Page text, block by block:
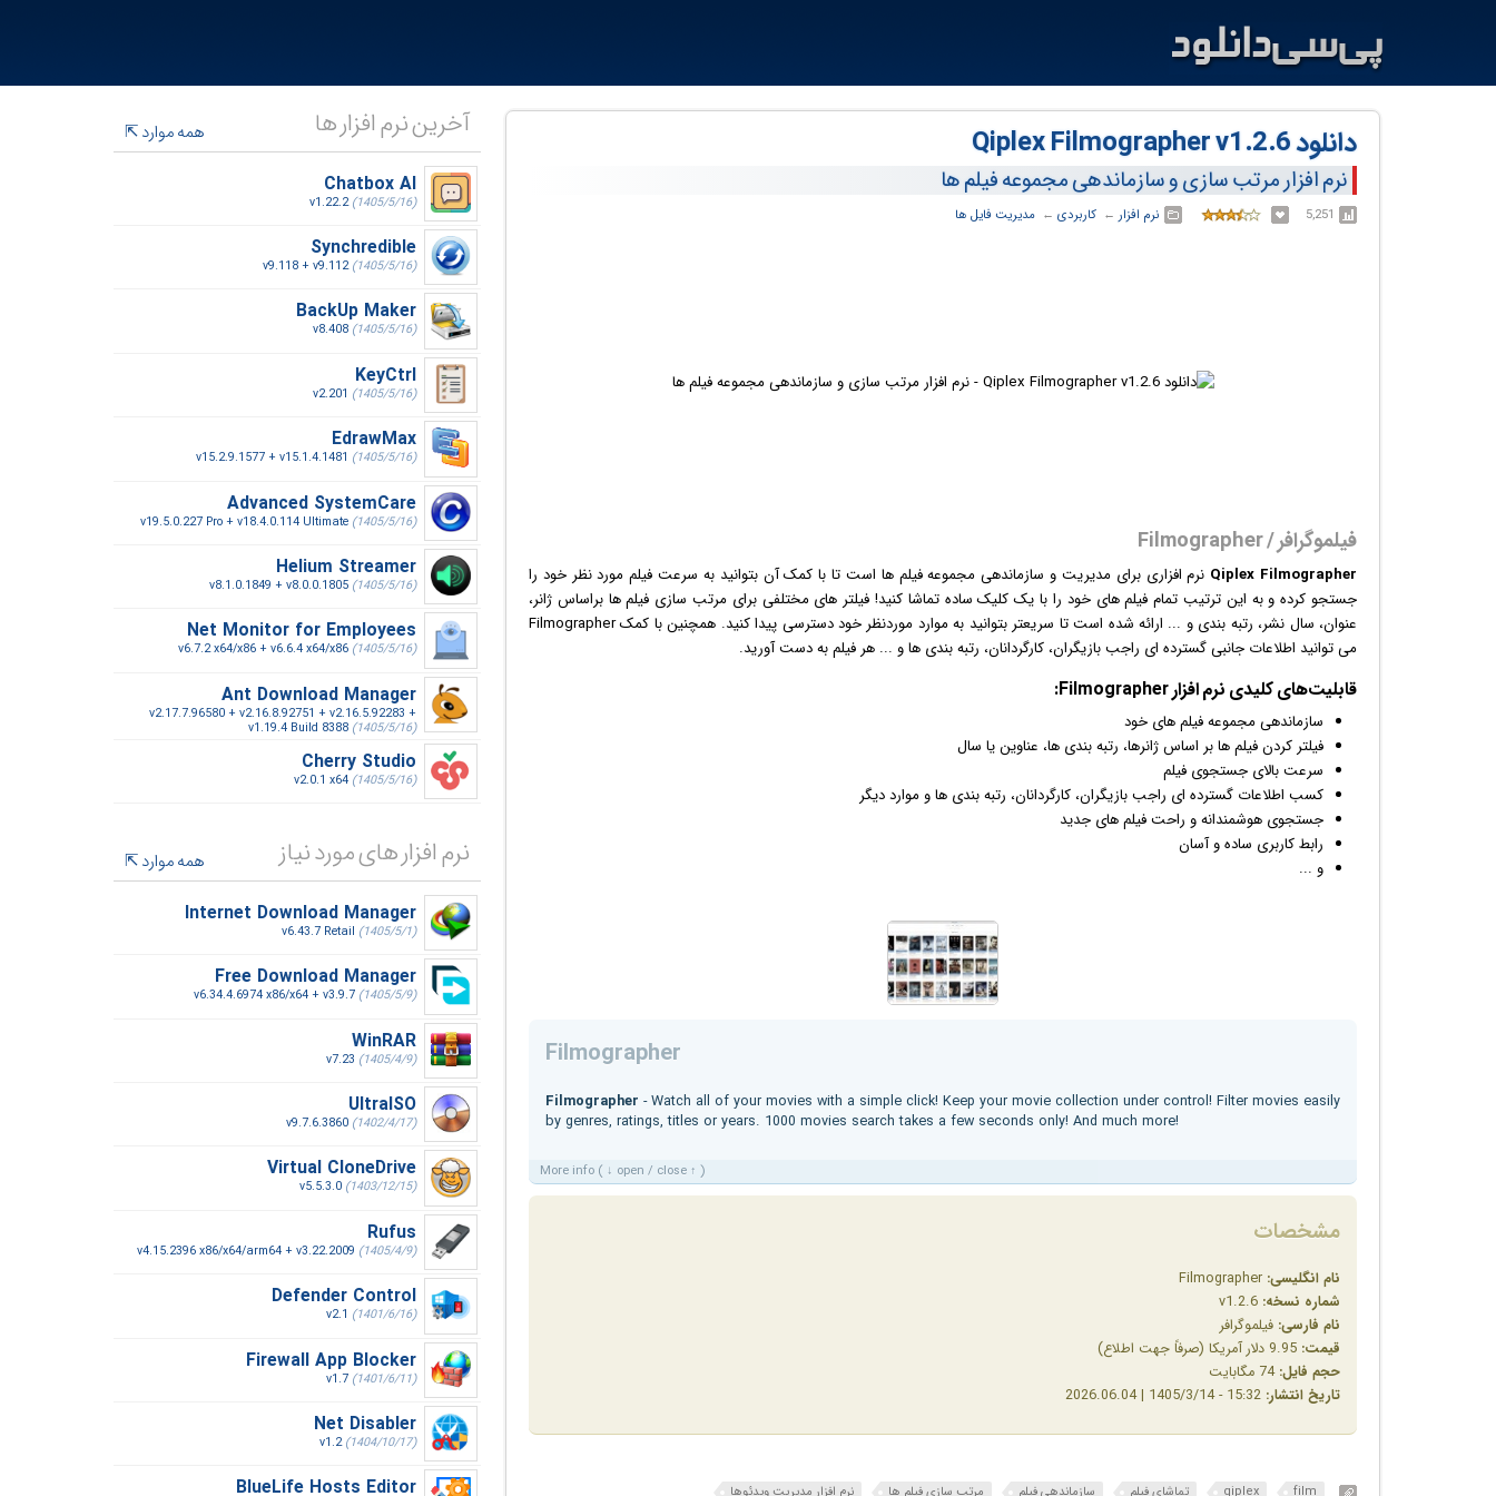
دانلود Qiplex Filmographer v1.2.6
نرم افزار مرتب سازی و سازماندهی مجموعه فیلم ها
5,251 نرم افزار ← ‏ کاربردی ← ‏ مدیریت فایل ها
فیلموگرافر / Filmographer
Qiplex Filmographer نرم افزاری برای مدیریت و سازماندهی مجموعهفیلم ها است تا با کمک آن بتوانید به سرعت فیلم مورد نظر خود را
جستجو کرده و به این ترتیب تمام فیلم های خود را با یک کلیک ساده تماشا کنید! فیلتر های مختلفی برای مرتب سازی فیلم ها براساس ژانر،
عنوان، سال نشر، رتبه بندی و ... ارائه شده است تا سریعتر بتوانید به موارد موردنظر خود دسترسی پیدا کنید. همچنین با کمک Filmographer
می توانید اطلاعات جانبی گسترده ای راجببازیگران، کارگردانان، رتبه بندی ها و ... هر فیلم به دست آورید.
قابلیت‌های کلیدی نرم افزار
سازماندهی مجموعهفیلمهای خود
فیلتر کردن فیلم ها بر اساس ژانرها، رتبه بندی ها، عناوین یا سال
سرعت بالای جستجوی فیلم
کسب اطلاعات گسترده ای راجببازیگران، کارگردانان، رتبه بندی ها و موارد دیگر
جستجوی هوشمندانه و راحت فیلم های جدید
رابط کاربری ساده و آسان
و ...
Filmographer
Filmographer - Watch all of your movies with a simple click! Keep your movie collection under control! Filter movies easily
by genres, ratings, titles or years. 1000 movies search takes a few seconds only! And much more!
More info ( ↓ open / close ↑ )
مشخصات
نام انگلیسی:
شماره نسخه:
نام فارسی: فیلموگرافر
قیمت:
حجم فایل: 74 مگابایت
تاریخ انتشار:
film
qiplex تماشای فیلم سازماندهی فیلم مرتب سازی فیلم ها نرم افزار مدیریت ویدئوها
آخرین نرم افزار ها
همه موارد
Chatbox AI
v1.22.2(1405/5/16)
Synchredible
v9.118 + v9.112(1405/5/16)
BackUp Maker
v8.408 (1405/5/16)
KeyCtrl
v2.201 (1405/5/16)
EdrawMax
v15.2.9.1577 + v15.1.4.1481 (1405/5/16)
Advanced SystemCare
v19.5.0.227 Pro + v18.4.0.114 Ultimate (1405/5/16)
Helium Streamer
v8.1.0.1849 + v8.0.0.1805 (1405/5/16)
Net Monitor for Employees
v6.7.2 x64/x86 + v6.6.4 x64/x86 (1405/5/16)
Ant Download Manager
v2.17.7.96580 + v2.16.8.92751 + v2.16.5.92283 +
v1.19.4 Build 8388 (1405/5/16)
Cherry Studio
v2.0.1 x64 (1405/5/16)
نرم افزار های مورد نیاز
همه موارد
Internet Download Manager
v6.43.7 Retail (1405/5/1)
Free Download Manager
v6.34.4.6974 x86/x64 + v3.9.7 (1405/5/9)
WinRAR
v7.23 (1405/4/9)
UltraISO
v9.7.6.3860 (1402/4/17)
Virtual CloneDrive
v5.5.3.0 (1403/12/15)
Rufus
v4.15.2396 x86/x64/arm64 + v3.22.2009 (1405/4/9)
Defender Control
v2.1 (1401/6/16)
Firewall App Blocker
v1.7 (1401/6/11)
Net Disabler
v1.2(1404/10/17)
BlueLife Hosts Editor